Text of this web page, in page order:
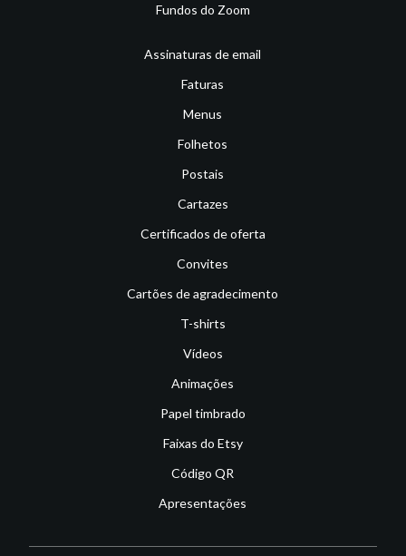
Fundos do Zoom
Assinaturas de email
Faturas
Menus
Folhetos
Postais
Cartazes
Certificados de oferta
Convites
Cartões de agradecimento
T-shirts
Vídeos
Animações
Papel timbrado
Faixas do Etsy
Código QR
Apresentações